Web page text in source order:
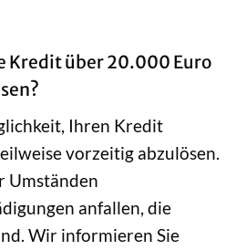
Kredit über 20.000 Euro
Ihren Kredit
vorzeitig abzulösen.
Umständen
anfallen, die
Wir informieren Sie